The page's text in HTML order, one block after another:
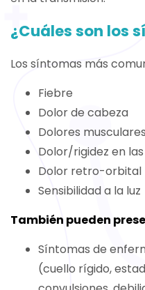
¿Cuáles son los
Los síntomas más
Fiebre
Dolor de cabeza
Dolores musculares
Dolor/rigidez en
Dolor retro-orbital
Sensibilidad a la luz
También pueden
Síntomas de
(cuello rígido,